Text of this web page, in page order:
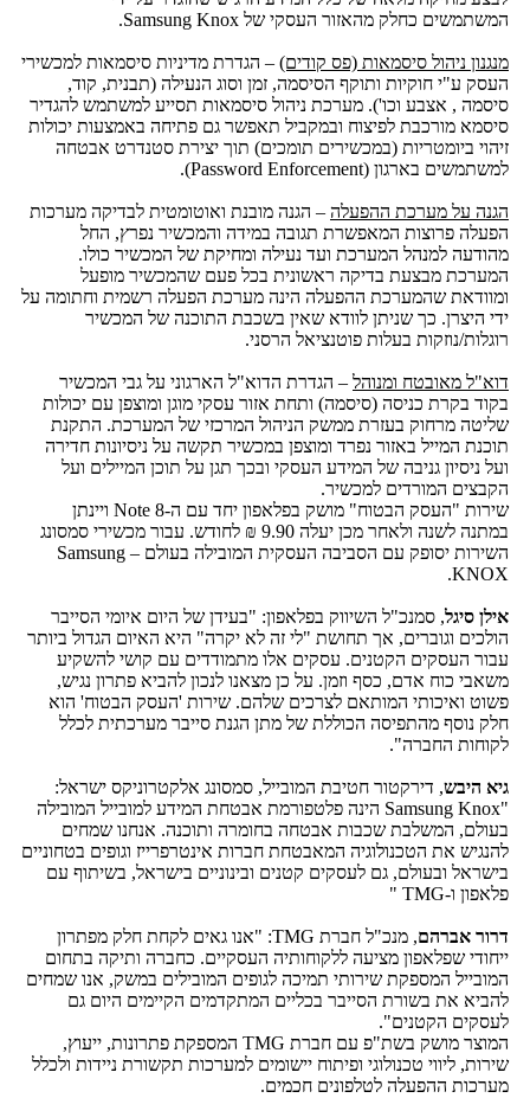
המשתמשים כחלק מהאזור העסקי של Samsung Knox.
מנגנון ניהול סיסמאות (פס קודים) – הגדרת מדיניות סיסמאות למכשירי
העסק ע"י חוקיות ותוקף הסיסמה, זמן וסוג הנעילה (תבנית, קוד,
סיסמה , אצבע וכו'). מערכת ניהול סיסמאות תסייע למשתמש להגדיר
סיסמא מורכבת לפיצוח ובמקביל תאפשר גם פתיחה באמצעות יכולות
זיהוי ביומטריות (במכשירים תומכים) תוך יצירת סטנדרט אבטחה
למשתמשים בארגון (Password Enforcement).
הגנה על מערכת ההפעלה – הגנה מובנת ואוטומטית לבדיקה מערכות
הפעלה פרוצות המאפשרת תגובה במידה והמכשיר נפרץ, החל
מהודעה למנהל המערכת ועד נעילה ומחיקת של המכשיר כולו.
המערכת מבצעת בדיקה ראשונית בכל פעם שהמכשיר מופעל
ומוודאת שהמערכת ההפעלה הינה מערכת הפעלה רשמית וחתומה על
ידי היצרן. כך שניתן לוודא שאין בשכבת התוכנה של המכשיר
רוגלות/נוזקות בעלות פוטנציאל הרסני.
דוא"ל מאובטח ומנוהל – הגדרת הדוא"ל הארגוני על גבי המכשיר
בקוד בקרת כניסה (סיסמה) ותחת אזור עסקי מוגן ומוצפן עם יכולות
שליטה מרחוק בעזרת ממשק הניהול המרכזי של המערכת. התקנת
תוכנת המייל באזור נפרד ומוצפן במכשיר תקשה על ניסיונות חדירה
ועל ניסיון גניבה של המידע העסקי ובכך תגן על תוכן המיילים ועל
הקבצים המורדים למכשיר.
שירות "העסק הבטוח" מושק בפלאפון יחד עם ה-Note 8 ויינתן
במתנה לשנה ולאחר מכן יעלה 9.90 ₪ לחודש. עבור מכשירי סמסונג
השירות יסופק עם הסביבה העסקית המובילה בעולם – Samsung
KNOX.
אילן סיגל, סמנכ"ל השיווק בפלאפון: "בעידן של היום איומי הסייבר
הולכים וגוברים, אך תחושת "לי זה לא יקרה" היא האיום הגדול ביותר
עבור העסקים הקטנים. עסקים אלו מתמודדים עם קושי להשקיע
משאבי כוח אדם, כסף וזמן. על כן מצאנו לנכון להביא פתרון נגיש,
פשוט ואיכותי המותאם לצרכים שלהם. שירות 'העסק הבטוח' הוא
חלק נוסף מהתפיסה הכוללת של מתן הגנת סייבר מערכתית לכלל
לקוחות החברה".
גיא היבש, דירקטור חטיבת המובייל, סמסונג אלקטרוניקס ישראל:
"Samsung Knox הינה פלטפורמת אבטחת המידע למובייל המובילה
בעולם, המשלבת שכבות אבטחה בחומרה ותוכנה. אנחנו שמחים
להנגיש את הטכנולוגיה המאבטחת חברות אינטרפרייז וגופים בטחוניים
בישראל ובעולם, גם לעסקים קטנים ובינוניים בישראל, בשיתוף עם
פלאפון ו-TMG "
דרור אברהם
, מנכ"ל חברת TMG: "אנו גאים לקחת חלק מפתרון
ייחודי שפלאפון מציעה ללקוחותיה העסקיים. כחברה ותיקה בתחום
המובייל המספקת שירותי תמיכה לגופים המובילים במשק, אנו שמחים
להביא את בשורת הסייבר בכליים המתקדמים הקיימים היום גם
לעסקים הקטנים".
המוצר מושק בשת"פ עם חברת TMG המספקת פתרונות, ייעוץ,
שירות, ליווי טכנולוגי ופיתוח יישומים למערכות תקשורת ניידות ולכלל
מערכות ההפעלה לטלפונים חכמים.